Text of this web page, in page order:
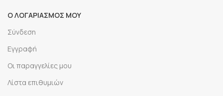
Ο ΛΟΓΑΡΙΑΣΜΟΣ ΜΟΥ
Σύνδεση
Εγγραφή
Οι παραγγελίες μου
Λίστα επιθυμιών